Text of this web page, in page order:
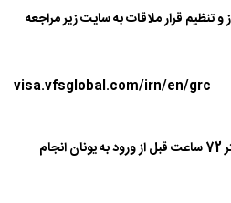
و تنظیم قرار ملاقات به سایت زیر مراجعه
visa.vfsglobal.com/irn/en/grc
همچنین تست PCR خود را حداکثر 72 ساعت قبل از ورود به یونان انجام